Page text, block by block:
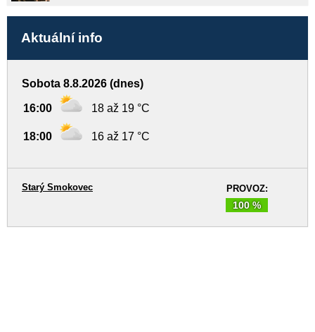
Aktuální info
Sobota 8.8.2026 (dnes)
16:00 18 až 19 °C
18:00 16 až 17 °C
PROVOZ:
100 %
Starý Smokovec